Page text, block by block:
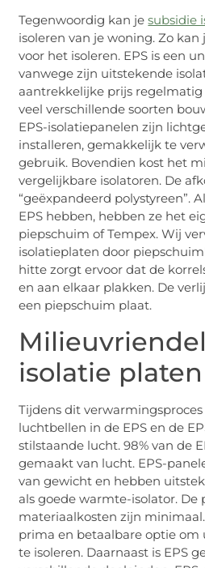
Tegenwoordig kan jesubsidie
isoleren van je woning. Zo kan
voor het isoleren. EPS is een
vanwege zijn uitstekende
aantrekkelijke prijs
veel verschillende soorten
EPS-isolatiepanelen zijn
installeren, gemakkelijk te
gebruik. Bovendien kost het
vergelijkbare isolatoren. De
“geëxpandeerd polystyreen”.
EPS hebben, hebben ze het
piepschuim of Tempex. Wij
isolatieplaten door
hitte zorgt ervoor dat de
en aan elkaar plakken. De
een piepschuim plaat.
isolatie platen
Tijdens dit
luchtbellen in de EPS en de
stilstaande lucht. 98% van de
gemaakt van lucht. EPS-
van gewicht en hebben
als goede warmte-isolator. De
materiaalkosten zijn
prima en betaalbare optie
te isoleren. Daarnaast is EPS